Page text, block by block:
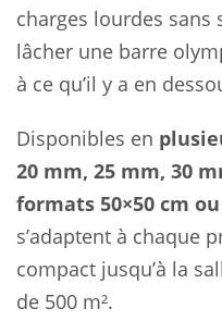
charges lourdes sans
lâcher une barre
à ce qu’il y a en
Disponibles en
20 mm, 25 mm, 30
formats 50×50 cm ou
s’adaptent à chaque
compact jusqu’à la
de 500 m².